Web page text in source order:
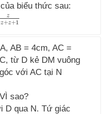
biểu thức sau:
z
z+z+1
+z+1
AB = 4cm, AC =
từ D kẻ DM vuông
với AC tại N
sao?
D qua N. Tứ giác